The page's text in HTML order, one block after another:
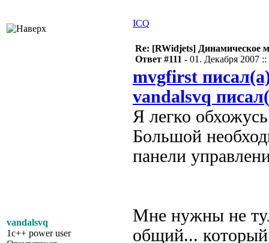
ICQ
vandalsvq
1c++ power user
Re: [RWidjets] Динамическое
Ответ #111 - 01. Декабря 2007 ::
mvgfirst
vandalsvq
Я легко
Большой
панели
Мне нужны не
общий... который